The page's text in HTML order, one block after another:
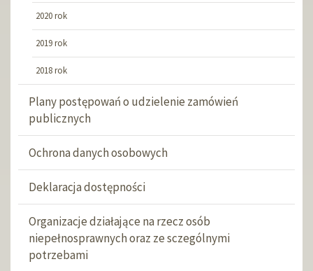
2020 rok
2019 rok
2018 rok
Plany postępowań o udzielenie zamówień
publicznych
Ochrona danych osobowych
Deklaracja dostępności
Organizacje działające na rzecz osób
niepełnosprawnych oraz ze sczególnymi
potrzebami